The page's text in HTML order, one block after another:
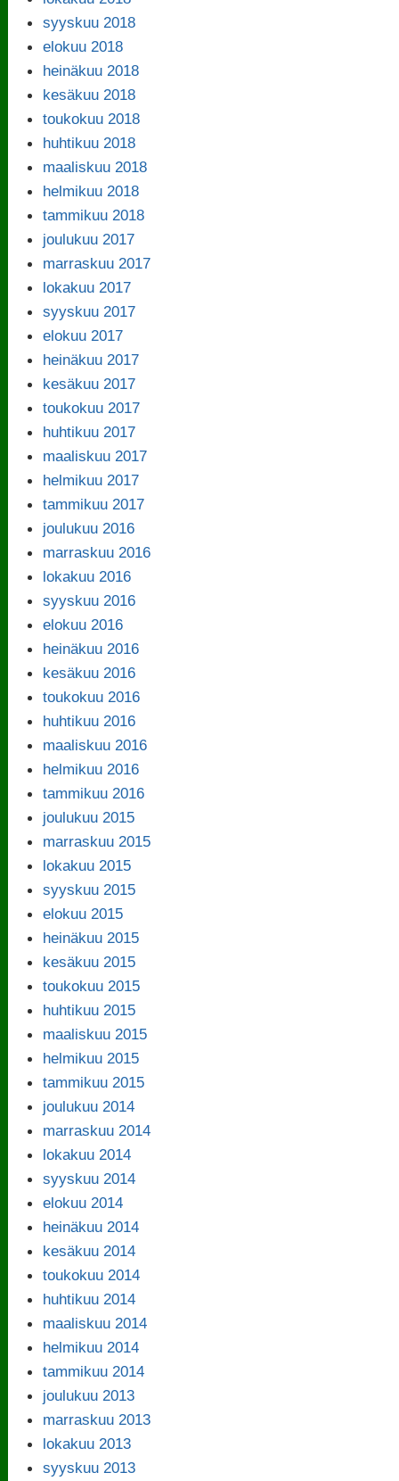
syyskuu 2018
elokuu 2018
heinäkuu 2018
kesäkuu 2018
toukokuu 2018
huhtikuu 2018
maaliskuu 2018
helmikuu 2018
tammikuu 2018
joulukuu 2017
marraskuu 2017
lokakuu 2017
syyskuu 2017
elokuu 2017
heinäkuu 2017
kesäkuu 2017
toukokuu 2017
huhtikuu 2017
maaliskuu 2017
helmikuu 2017
tammikuu 2017
joulukuu 2016
marraskuu 2016
lokakuu 2016
syyskuu 2016
elokuu 2016
heinäkuu 2016
kesäkuu 2016
toukokuu 2016
huhtikuu 2016
maaliskuu 2016
helmikuu 2016
tammikuu 2016
joulukuu 2015
marraskuu 2015
lokakuu 2015
syyskuu 2015
elokuu 2015
heinäkuu 2015
kesäkuu 2015
toukokuu 2015
huhtikuu 2015
maaliskuu 2015
helmikuu 2015
tammikuu 2015
joulukuu 2014
marraskuu 2014
lokakuu 2014
syyskuu 2014
elokuu 2014
heinäkuu 2014
kesäkuu 2014
toukokuu 2014
huhtikuu 2014
maaliskuu 2014
helmikuu 2014
tammikuu 2014
joulukuu 2013
marraskuu 2013
lokakuu 2013
syyskuu 2013